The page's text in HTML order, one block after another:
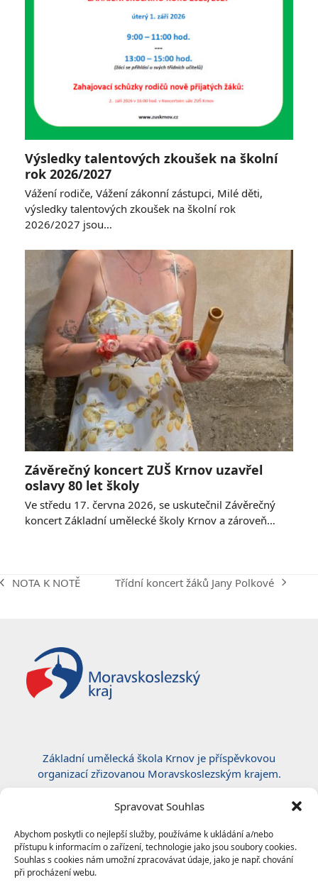
Spravovat Souhlas
Abychom poskytli co nejlepší služby, používáme k ukládání a/nebo
přístupu k informacím o zařízení, technologie jako jsou soubory cookies.
Souhlas s cookies nám umožní zpracovávat údaje, jako je např. chování
při procházení webu.
Výsledky talentových zkoušek na školní
rok 2026/2027
Vážení rodiče, Vážení zákonní zástupci, Milé děti,
výsledky talentových zkoušek na školní rok
2026/2027 jsou…
Závěrečný koncert ZUŠ Krnov uzavřel
oslavy 80 let školy
Ve středu 17. června 2026, se uskutečnil Závěrečný
koncert Základní umělecké školy Krnov a zároveň…
previous
NOTA K NOTĚ
next
Třídní koncert žáků Jany Polkové
Základní umělecká škola Krnov je příspěvkovou
organizací zřizovanou Moravskoslezským krajem.
Certifikace ČSN EN ISO 50001:2019